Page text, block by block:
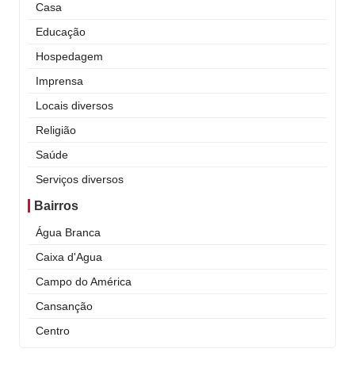
Casa
Educação
Hospedagem
Imprensa
Locais diversos
Religião
Saúde
Serviços diversos
Bairros
Água Branca
Caixa d'Agua
Campo do América
Cansanção
Centro